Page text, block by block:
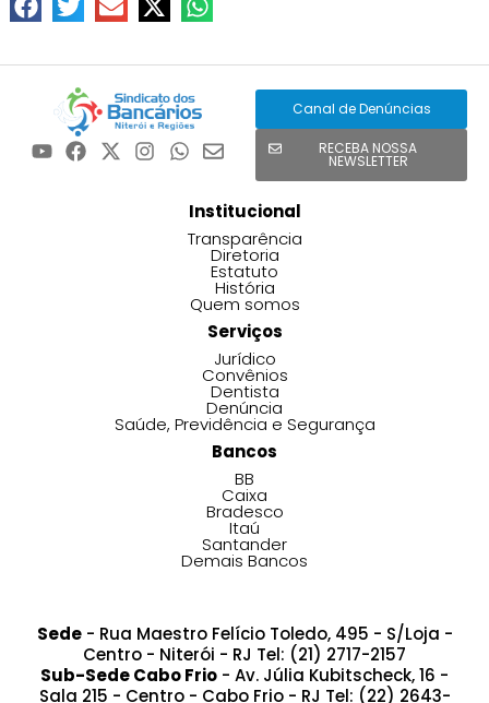
Canal de Denúncias
RECEBA NOSSA
NEWSLETTER
Institucional
Transparência
Diretoria
Estatuto
História
Quem somos
Serviços
Jurídico
Convênios
Dentista
Denúncia
Saúde, Previdência e Segurança
Bancos
BB
Caixa
Bradesco
Itaú
Santander
Demais Bancos
Sede- Rua Maestro Felício Toledo, 495 - S/Loja -
Centro - Niterói - RJ Tel: (21) 2717-2157
Sub-Sede Cabo Frio - Av. Júlia Kubitscheck, 16 -
Sala 215 - Centro - Cabo Frio - RJ Tel: (22) 2643-